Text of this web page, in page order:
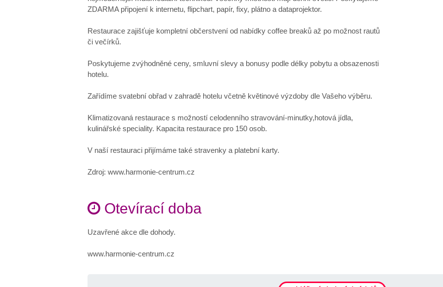
ZDARMA připojení k internetu, flipchart, papír, fixy, plátno a dataprojektor.
Restaurace zajišťuje kompletní občerstvení od nabídky coffee breaků až po možnost rautů
či večírků.
Poskytujeme zvýhodněné ceny, smluvní slevy a bonusy podle délky pobytu a obsazenosti
hotelu.
Zařídíme svatební obřad v zahradě hotelu včetně květinové výzdoby dle Vašeho výběru.
Klimatizovaná restaurace s možností celodenního stravování-minutky,hotová jídla,
kulinářské speciality. Kapacita restaurace pro 150 osob.
V naší restauraci přijímáme také stravenky a platební karty.
Zdroj: www.harmonie-centrum.cz
Otevírací doba
Uzavřené akce dle dohody.
www.harmonie-centrum.cz